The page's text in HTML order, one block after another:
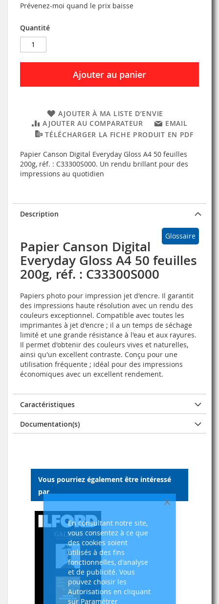
Fermer
En consultant notre site,
vous consentez à ce que
des cookies soient
utilisés à des fins
fonctionnelles, d'analyse
et de publicité. Vous
pouvez choisir les
Autorisations en cliquant
sur Paramétrer
Prévenez-moi quand le prix baisse
Quantité
Ajouter au panier
AJOUTER À MA LISTE D’ENVIE
AJOUTER AU COMPARATEUR
EMAIL
TÉLÉCHARGER LA FICHE PRODUIT EN PDF
Papier Canson Digital Everyday Gloss A4 50 feuilles
200g, réf. : C33300S000. Un rendu brillant pour des
impressions au quotidien
Description
Glossaire
Papier Canson Digital
Everyday Gloss A4 50 feuilles
200g, réf. : C33300S000
Papiers photo pour impression jet d'encre. Il garantit
des impressions haute résolution avec un rendu des
couleurs exceptionnel. Compatible avec toutes les
imprimantes à jet d'encre ; il a un temps de séchage
limité et une grande résistance à l'eau et aux rayures.
Il permet d'obtenir des couleurs vives et naturelles,
ainsi qu'un excellent contraste. Conçu pour une
utilisation fréquente ; idéal pour des impressions
économiques avec un excellent rendement.
Caractéristiques
Documentation(s)
Vous pourriez également être intéressé
par